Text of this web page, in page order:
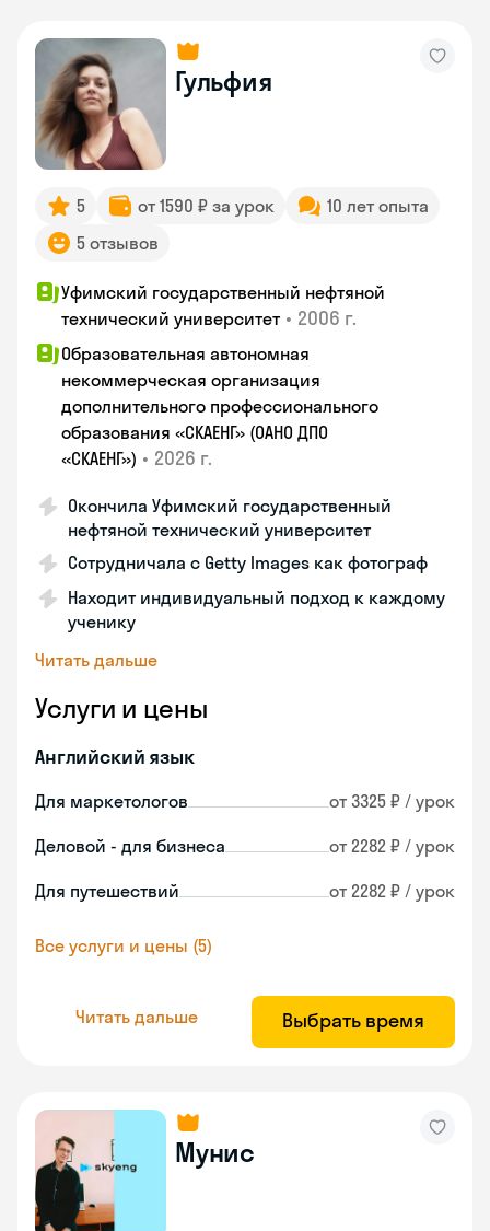
Гульфия
5 от 1590 ₽ за урок
10 лет опыта
5 отзывов
Уфимский государственный нефтяной
технический университет • 2006 г.
Образовательная автономная
некоммерческая организация
дополнительного профессионального
образования «СКАЕНГ» (ОАНО ДПО
«СКАЕНГ») • 2026 г.
Окончила Уфимский государственный
нефтяной технический университет
Сотрудничала с Getty Images как фотограф
Находит индивидуальный подход к каждому
ученику
Читать дальше
Услуги и цены
Английский язык
Для маркетологов от 3325 ₽ / урок
Деловой - для бизнеса от 2282 ₽ / урок
Для путешествий от 2282 ₽ / урок
Все услуги и цены (5)
Читать дальше Выбрать время
Мунис